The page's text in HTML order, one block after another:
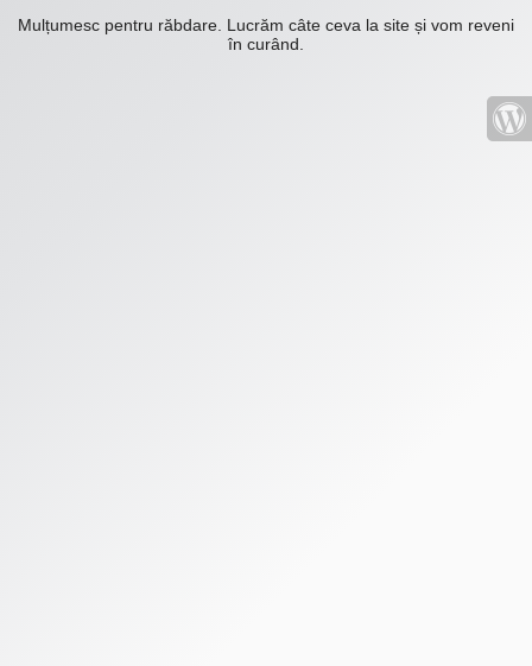
Mulțumesc pentru răbdare. Lucrăm câte ceva la site și vom reveni
în curând.